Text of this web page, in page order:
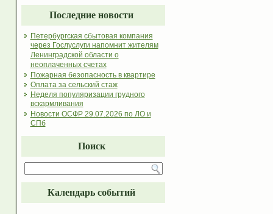
Последние новости
Петербургская сбытовая компания
через Гослуслуги напомнит жителям
Ленинградской области о
неоплаченных счетах
Пожарная безопасность в квартире
Оплата за сельский стаж
Неделя популяризации грудного
вскармливания
Новости ОСФР 29.07.2026 по ЛО и
СПб
Поиск
Календарь событий